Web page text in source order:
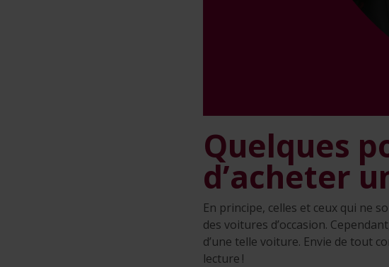
Quelques
d’acheter
En principe, celles et ceux qui ne
des voitures d’occasion.
d’une telle voiture. Envie de tout
lecture !